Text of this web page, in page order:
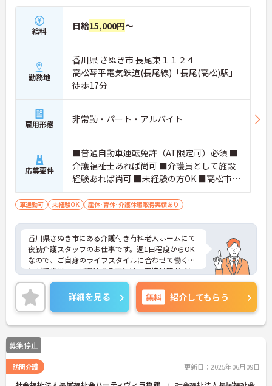
給料 日給15,000円～
勤務地
香川県 さぬき市 長尾東１１２４
高松琴平電気鉄道(長尾線)「長尾(高松)駅」
徒歩17分
雇用形態 非常勤・パート・アルバイト
応募要件
■普通自動車運転免許（AT限定可）必須 ■
介護福祉士あれば尚可 ■介護員として施設
経験あれば尚可 ■未経験の方OK ■高松市、
東かがわ市、その他遠方からも応募可 ■曜
日固定のＷワーク可
車通勤可 未経験OK 産休･育休･介護休暇取得実績あり
香川県さぬき市にある介護付き有料老人ホームにて
夜勤介護スタッフのお仕事です。週1日程度からOK
なので、ご自身のライフスタイルに合わせて働くこ
とができます。ご興味ある方には、面接対策ポイン
トなど、さらに詳細をお話しいたしますのでお気軽
にご相談ください。
詳細を見る 無料 紹介してもらう
募集停止
訪問介護 更新日：2025年06月09日